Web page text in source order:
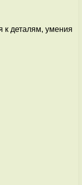
к деталям, умения